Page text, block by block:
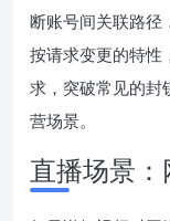
断账号间关联路径
按请求变更的特性
求，突破常见的封
营场景。
直播场景